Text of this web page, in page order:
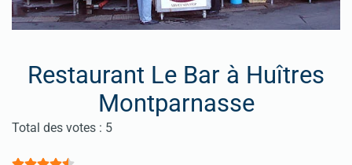
Restaurant Le Bar à Huîtres
Montparnasse
Vote utilisateur:4.5
Total des votes : 5